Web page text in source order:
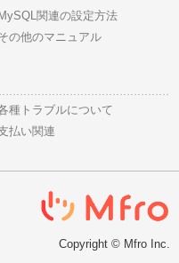
MySQL関連の設定方法
の他のマニュアル
種トラブルについて
払い関連
Copyright © Mfro Inc.